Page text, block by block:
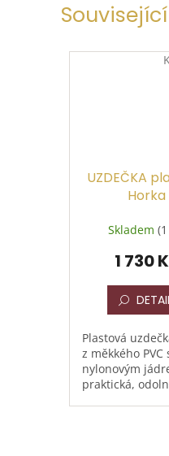
UZDEČKA
Horka
Skladem
1 730
Plastová
z měkkého PVC
nylonovým
praktická,